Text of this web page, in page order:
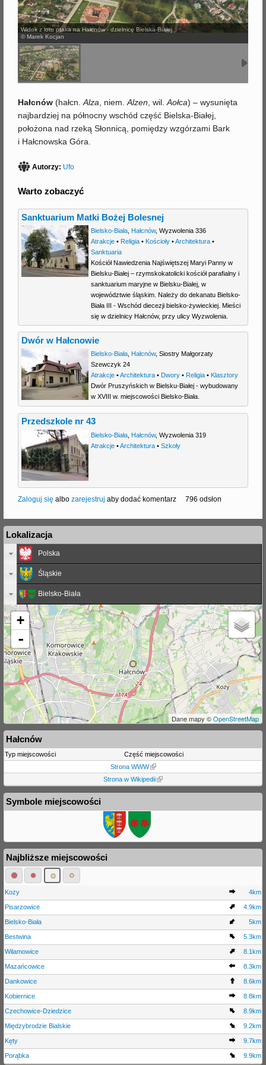
Widok z lotu ptaka na Hałcnów - dzielnicę Bielska-Białej
© Marek Kocjan
Hałcnów (hałcn. Alza , niem. Alzen , wil. Aołca) – wysunięta
najbardziej na północny wschód część Bielska-Białej,
położona nad rzeką Słonnicą, pomiędzy wzgórzami Bark
i Hałcnowska Góra.
Autorzy: Ufo
Warto zobaczyć
Sanktuarium Matki Bożej Bolesnej
Bielsko-Biała, Hałcnów, Wyzwolenia 336
Atrakcje• Religia• Kościoły•Architektura•
Sanktuaria
Kościół Nawiedzenia Najświętszej Maryi Panny w
Bielsku-Białej – rzymskokatolicki kościół parafialny i
sanktuarium maryjne w Bielsku-Białej, w
województwie śląskim. Należy do dekanatu Bielsko-
Biała III - Wschód diecezji bielsko-żywieckiej. Mieści
się w dzielnicy Hałcnów, przy ulicy Wyzwolenia.
Dwór w Hałcnowie
Bielsko-Biała, Hałcnów, Siostry Małgorzaty
Szewczyk 24
Atrakcje•Architektura• Dwory• Religia• Klasztory
Dwór Pruszyńskich w Bielsku-Białej - wybudowany
w XVIII w. miejscowości Bielsko-Biała.
Przedszkole nr 43
Bielsko-Biała, Hałcnów, Wyzwolenia 319
Atrakcje•Architektura• Szkoły
Zaloguj się albo zarejestruj aby dodać komentarz 796 odsłon
Lokalizacja
Polska
Śląskie
Bielsko-Biała
+
-
Dane mapy ©OpenStreetMap
Hałcnów
Typ miejscowości
Część miejscowości
Strona WWW
Strona w Wikipedii
Symbole miejscowości
Najbliższe miejscowości
Kozy 4km
Pisarzowice 4.9km
Bielsko-Biała 5km
Bestwina 5.3km
Wilamowice 8.1km
Mazańcowice 8.3km
Dankowice 8.6km
Kobiernice 8.8km
Czechowice-Dziedzice 8.9km
Międzybrodzie Bialskie 9.2km
Kęty 9.7km
Porąbka 9.9km